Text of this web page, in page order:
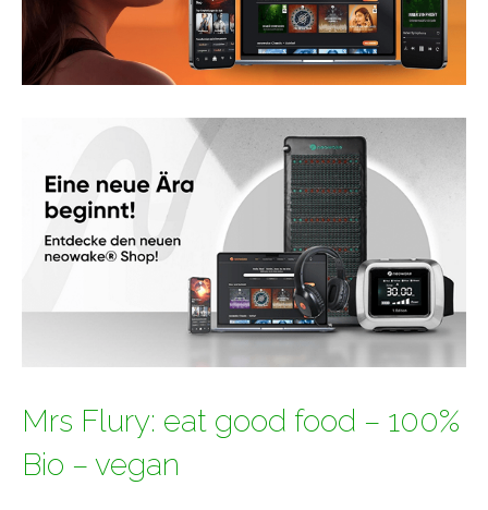
Mrs Flury: eat good food – 100%
Bio – vegan